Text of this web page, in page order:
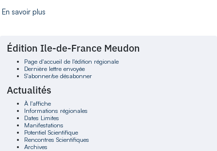
En savoir plus
Édition Ile-de-France Meudon
Page d'accueil de l'édition régionale
Dernière lettre envoyée
S'abonner/se désabonner
Actualités
À l'affiche
Informations régionales
Dates Limites
Manifestations
Potentiel Scientifique
Rencontres Scientifiques
Archives